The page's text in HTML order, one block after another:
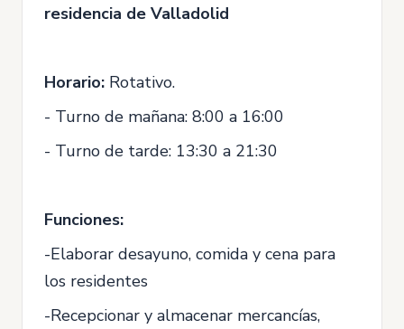
residencia de Valladolid
Horario: Rotativo.
- Turno de mañana: 8:00 a 16:00
- Turno de tarde: 13:30 a 21:30
Funciones:
-Elaborar desayuno, comida y cena para
los residentes
-Recepcionar y almacenar mercancías,